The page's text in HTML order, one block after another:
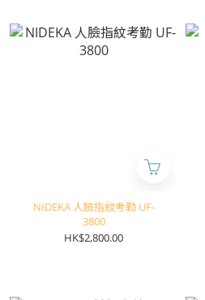
NIDEKA 人臉指紋考勤 UF-
3800
HK$2,800.00